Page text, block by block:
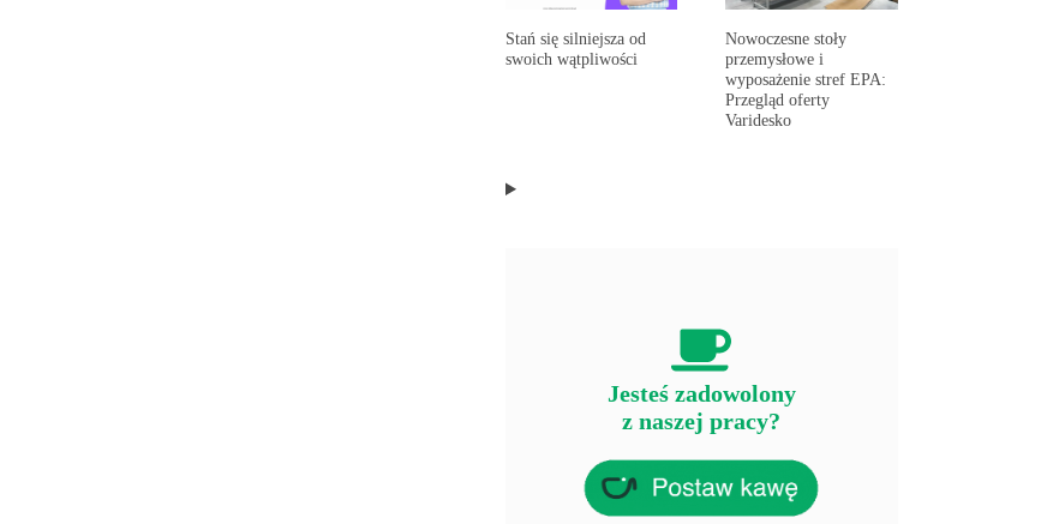
Stań się silniejsza od
swoich wątpliwości
Nowoczesne stoły
przemysłowe i
wyposażenie stref EPA:
Przegląd oferty
Varidesko
Jesteś zadowolony
z naszej pracy?